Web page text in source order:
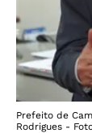
Prefeito de
Rodrigues -